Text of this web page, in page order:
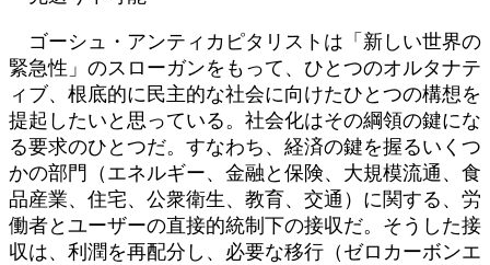
ゴーシュ・アンティカピタリストは「新しい世界の
緊急性」のスローガンをもって、ひとつのオルタナテ
ィブ、根底的に民主的な社会に向けたひとつの構想を
提起したいと思っている。社会化はその綱領の鍵にな
る要求のひとつだ。すなわち、経済の鍵を握るいくつ
かの部門（エネルギー、金融と保険、大規模流通、食
品産業、住宅、公衆衛生、教育、交通）に関する、労
働者とユーザーの直接的統制下の接収だ。そうした接
収は、利潤を再配分し、必要な移行（ゼロカーボンエ